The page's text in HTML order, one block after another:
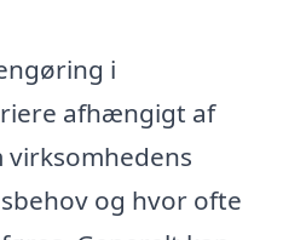
i
afhængigt af
og hvor ofte